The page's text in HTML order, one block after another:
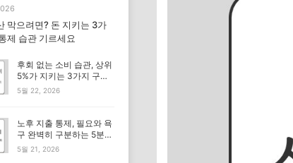
막으려면? 돈 지키는 3가
제 습관 기르세요
후회 없는 소비 습관, 상위
5%가 지키는 3가지 구매
기준
5월 22, 2026
노후 지출 통제, 필요와 욕
구 완벽히 구분하는 5분
체크리스트
5월 21, 2026